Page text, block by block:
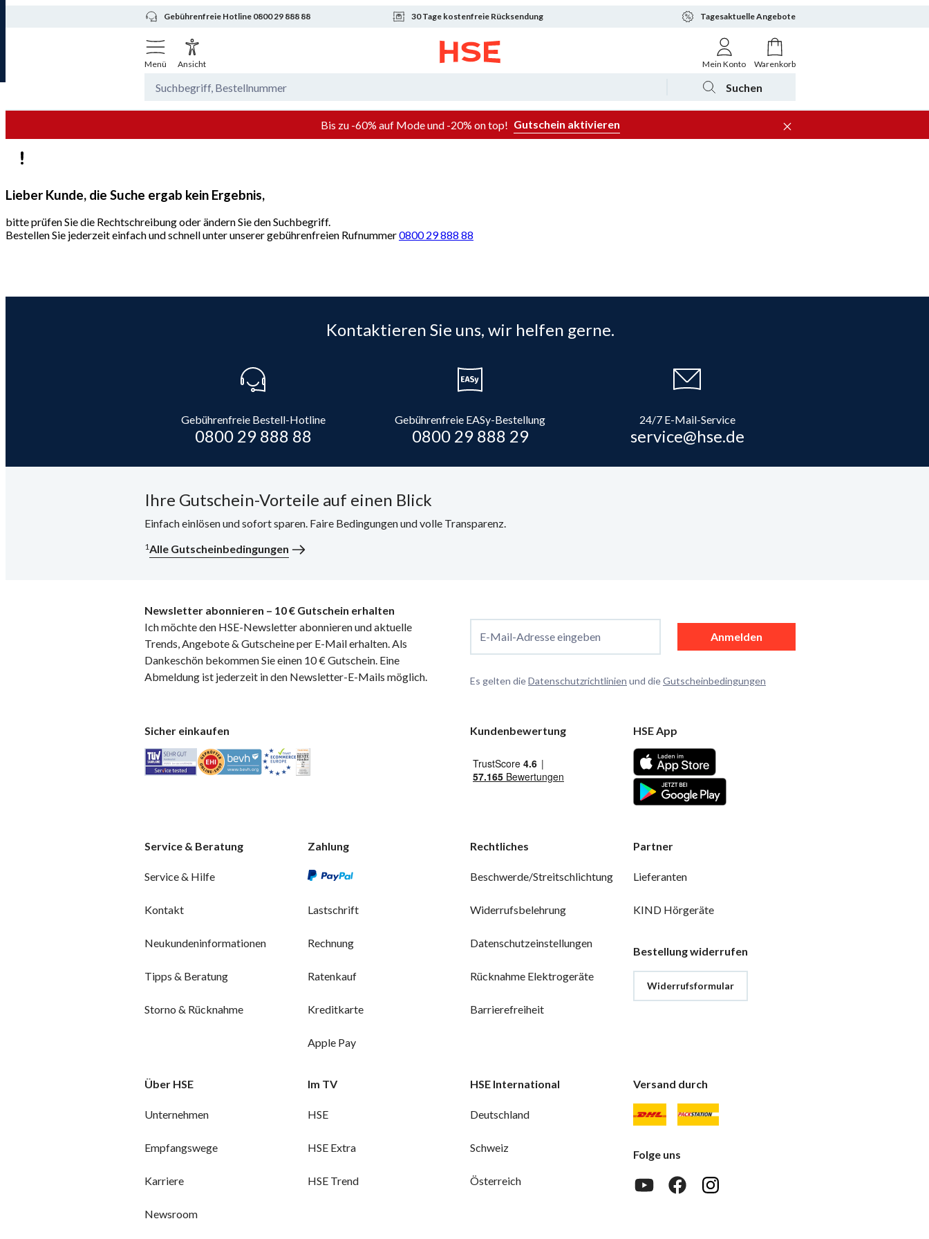
Gebührenfreie Hotline 0800 29 888 88 30 Tage kostenfreie Rücksendung Tagesaktuelle Angebote
Menü Ansicht Mein Konto Warenkorb
Suchen
Bis zu -60% auf Mode und -20% on top! Gutschein aktivieren
Lieber Kunde, die Suche ergab kein Ergebnis,
bitte prüfen Sie die Rechtschreibung oder ändern Sie den Suchbegriff.
Bestellen Sie jederzeit einfach und schnell unter unserer gebührenfreien Rufnummer0800 29 888 88
Kontaktieren Sie uns, wir helfen gerne.
Gebührenfreie Bestell-Hotline
0800 29 888 88
Gebührenfreie EASy-Bestellung
0800 29 888 29
24/7 E-Mail-Service
service@hse.de
Ihre Gutschein-Vorteile auf einen Blick
Einfach einlösen und sofort sparen. Faire Bedingungen und volle Transparenz.
1Alle Gutscheinbedingungen
Newsletter abonnieren – 10 € Gutschein erhalten
Ich möchte den HSE-Newsletter abonnieren und aktuelle
Trends, Angebote & Gutscheine per E-Mail erhalten. Als
Dankeschön bekommen Sie einen 10 € Gutschein. Eine
Abmeldung ist jederzeit in den Newsletter-E-Mails möglich.
E-Mail-Adresse eingeben Anmelden
Es gelten dieDatenschutzrichtlinien und dieGutscheinbedingungen
Sicher einkaufen Kundenbewertung HSE App
Service & Beratung
Service & Hilfe
Kontakt
Neukundeninformationen
Tipps & Beratung
Storno & Rücknahme
Zahlung
Lastschrift
Rechnung
Ratenkauf
Kreditkarte
Apple Pay
Rechtliches
Beschwerde/Streitschlichtung
Widerrufsbelehrung
Datenschutzeinstellungen
Rücknahme Elektrogeräte
Barrierefreiheit
Partner
Lieferanten
KIND Hörgeräte
Bestellung widerrufen
Widerrufsformular
Über HSE
Unternehmen
Empfangswege
Karriere
Newsroom
Im TV
HSE
HSE Extra
HSE Trend
HSE International
Deutschland
Schweiz
Österreich
Versand durch
Folge uns